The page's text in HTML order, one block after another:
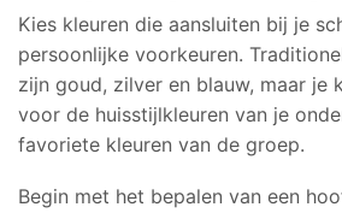
Kies kleuren die aansluiten bij je
persoonlijke voorkeuren.
zijn goud, zilver en blauw, maar je
voor de huisstijlkleuren van je
favoriete kleuren van de groep.
Begin met het bepalen van een